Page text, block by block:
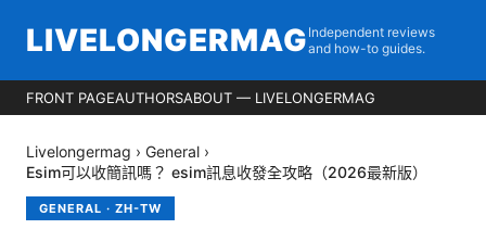
LIVELONGERMAG Independent reviews
and how-to guides.
FRONT PAGEAUTHORSABOUT — LIVELONGERMAG
Livelongermag › General ›
Esim可以收簡訊嗎？ esim訊息收發全攻略（2026最新版）
GENERAL · ZH-TW